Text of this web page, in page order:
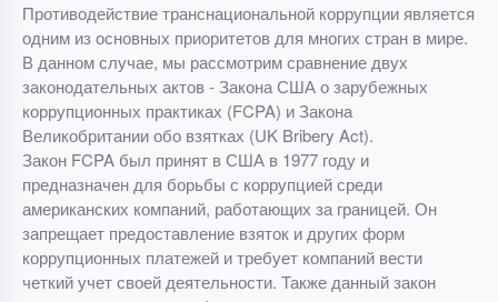
Противодействие транснациональной коррупции является
одним из основных приоритетов для многих стран в мире.
В данном случае, мы рассмотрим сравнение двух
законодательных актов - Закона США о зарубежных
коррупционных практиках (FCPA) и Закона
Великобритании обо взятках (UK Bribery Act).
Закон FCPA был принят в США в 1977 году и
предназначен для борьбы с коррупцией среди
американских компаний, работающих за границей. Он
запрещает предоставление взяток и других форм
коррупционных платежей и требует компаний вести
четкий учет своей деятельности. Также данный закон